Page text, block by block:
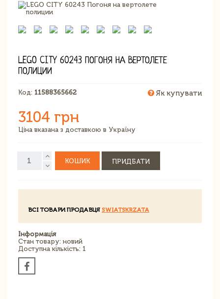
LEGO CITY 60243 ПОГОНЯ НА ВЕРТОЛЕТЕ
ПОЛИЦИИ
Код: 11588365662 Як купувати
3104 грн
Ціна вказана з доставкою в Україну
КОШИК ПРИДБАТИ
ВСІ ТОВАРИ ПРОДАВЦЯ SWIATSKRZATA
Інформація
Стан товару: новий
Доступна кількість: 1